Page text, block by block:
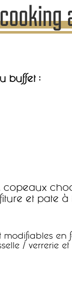
buffet :
et pate à
modifiables en
/ verrerie